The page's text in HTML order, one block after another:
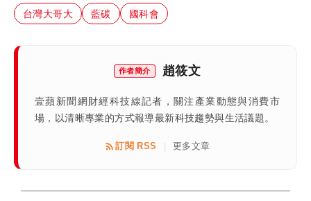
台灣大哥大 藍碳 國科會
作者簡介 趙筱文
壹蘋新聞網財經科技線記者，關注產業動態與消費市
場，以清晰專業的方式報導最新科技趨勢與生活議題。
訂閱 RSS 更多文章